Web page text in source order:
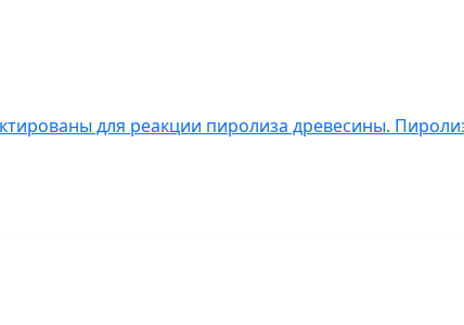
для реакции пиролиза древесины.